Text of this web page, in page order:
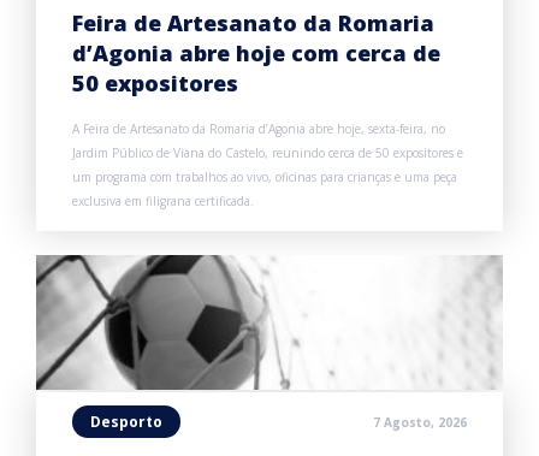
Feira de Artesanato da Romaria
d’Agonia abre hoje com cerca de
50 expositores
A Feira de Artesanato da Romaria d’Agonia abre hoje, sexta-feira, no
Jardim Público de Viana do Castelo, reunindo cerca de 50 expositores e
um programa com trabalhos ao vivo, oficinas para crianças e uma peça
exclusiva em filigrana certificada.
Desporto 7 Agosto, 2026